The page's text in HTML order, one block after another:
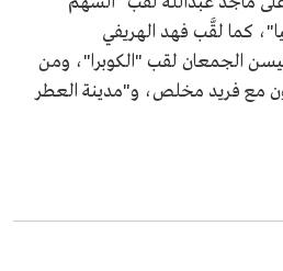
كما لقَّب فهد الهريفي
الجمعان لقب "الكوبرا"، ومن
مع فريد مخلص، و"مدينة العطر